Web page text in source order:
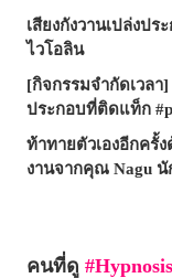
เสียงกังวานเปล่งป
ไวโอลิน
[กิจกรรมจำกัดเวล
ประกอบที่ติดแท็ก
ท้าทายตัวเองอีกครั้
งานจากคุณ Nagu
คนที่ดู